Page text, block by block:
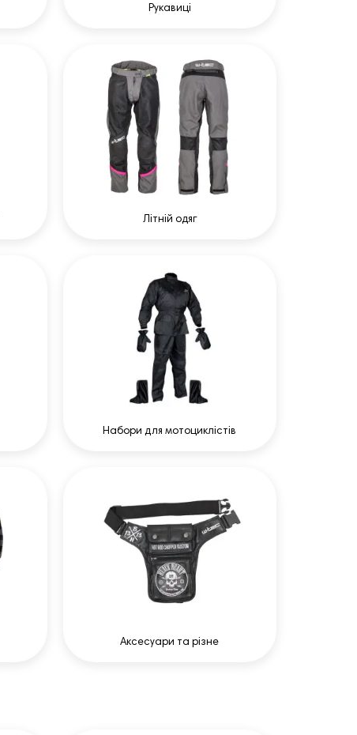
Рукавиці
Літній одяг
Набори для мотоциклістів
Аксесуари та різне